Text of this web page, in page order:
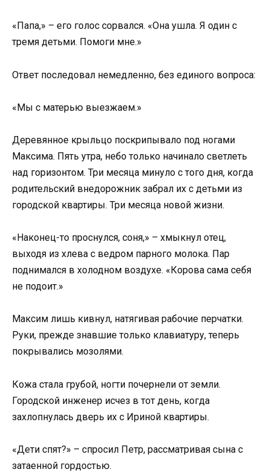
«Папа,» – его голос сорвался. «Она ушла. Я один с
тремя детьми. Помоги мне.»
Ответ последовал немедленно, без единого вопроса:
«Мы с матерью выезжаем.»
Деревянное крыльцо поскрипывало под ногами
Максима. Пять утра, небо только начинало светлеть
над горизонтом. Три месяца минуло с того дня, когда
родительский внедорожник забрал их с детьми из
городской квартиры. Три месяца новой жизни.
«Наконец-то проснулся, соня,» – хмыкнул отец,
выходя из хлева с ведром парного молока. Пар
поднимался в холодном воздухе. «Корова сама себя
не подоит.»
Максим лишь кивнул, натягивая рабочие перчатки.
Руки, прежде знавшие только клавиатуру, теперь
покрывались мозолями.
Кожа стала грубой, ногти почернели от земли.
Городской инженер исчез в тот день, когда
захлопнулась дверь их с Ириной квартиры.
«Дети спят?» – спросил Петр, рассматривая сына с
затаенной гордостью.